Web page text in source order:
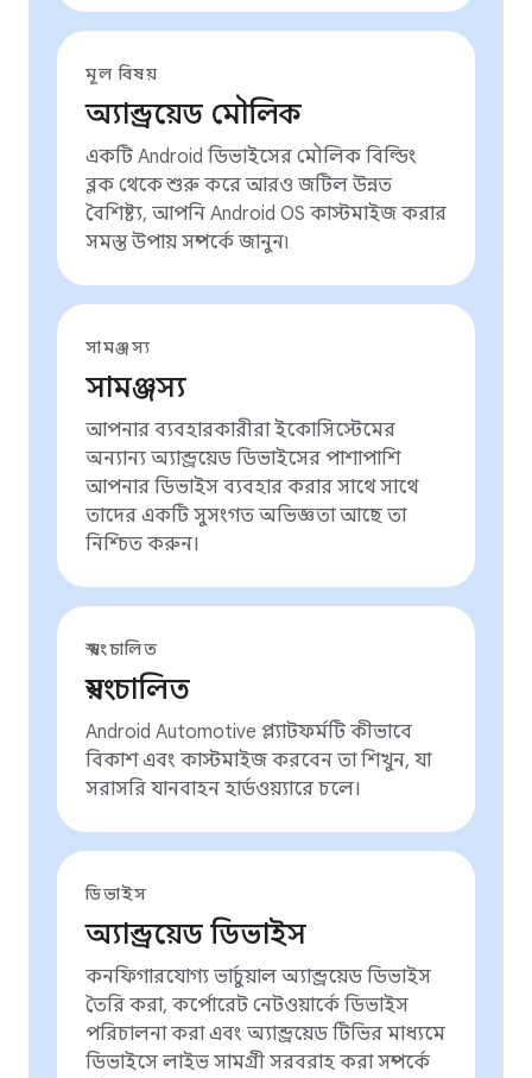
মূল বিষয়
অ্যান্ড্রয়েড মৌলিক
একটি Android ডিভাইসের মৌলিক বিল্ডিং
ব্লক থেকে শুরু করে আরও জটিল উন্নত
বৈশিষ্ট্য, আপনি Android OS কাস্টমাইজ করার
সমস্ত উপায় সম্পর্কে জানুন৷
সামঞ্জস্য
সামঞ্জস্য
আপনার ব্যবহারকারীরা ইকোসিস্টেমের
অন্যান্য অ্যান্ড্রয়েড ডিভাইসের পাশাপাশি
আপনার ডিভাইস ব্যবহার করার সাথে সাথে
তাদের একটি সুসংগত অভিজ্ঞতা আছে তা
নিশ্চিত করুন।
স্বয়ংচালিত
স্বয়ংচালিত
Android Automotive প্ল্যাটফর্মটি কীভাবে
বিকাশ এবং কাস্টমাইজ করবেন তা শিখুন, যা
সরাসরি যানবাহন হার্ডওয়্যারে চলে।
ডিভাইস
অ্যান্ড্রয়েড ডিভাইস
কনফিগারযোগ্য ভার্চুয়াল অ্যান্ড্রয়েড ডিভাইস
তৈরি করা, কর্পোরেট নেটওয়ার্কে ডিভাইস
পরিচালনা করা এবং অ্যান্ড্রয়েড টিভির মাধ্যমে
ডিভাইসে লাইভ সামগ্রী সরবরাহ করা সম্পর্কে